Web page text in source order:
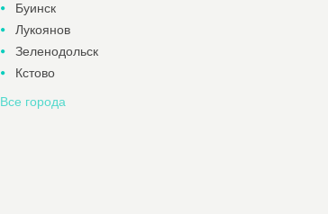
Буинск
Лукоянов
Зеленодольск
Кстово
Все города